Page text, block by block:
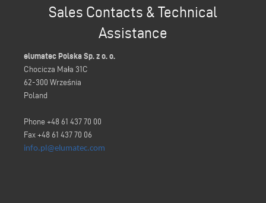
Sales Contacts & Technical
Assistance
elumatec Polska Sp. z o. o.
Chocicza Mała 31C
62-300 Września
Poland
Phone +48 61 437 70 00
Fax +48 61 437 70 06
info.pl@elumatec.com